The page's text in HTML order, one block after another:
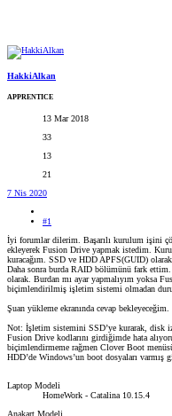
HakkiAlkan
APPRENTICE
13 Mar 2018
33
13
21
7 Nis 2020
#1
İyi forumlar dilerim. Başarılı kurulum işini
ekleyerek Fusion Drive yapmak istedim.
kuracağım. SSD ve HDD APFS(GUID)
Daha sonra burda RAID bölümünü fark ettim.
olarak. Burdan mı ayar yapmalıyım yoksa
biçimlendirilmiş işletim sistemi olmadan
Şuan yükleme ekranında cevap
Not: İşletim sistemini SSD’ye kurarak, disk
Fusion Drive kodlarını girdiğimde hata
biçimlendirmeme rağmen Clover Boot
HDD’de Windows’un boot dosyaları varmış
Laptop Modeli
HomeWork - Catalina 10.15.4
Anakart Modeli